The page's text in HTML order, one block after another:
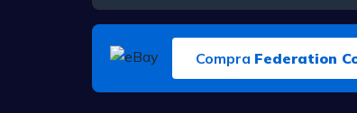
Compra Federation